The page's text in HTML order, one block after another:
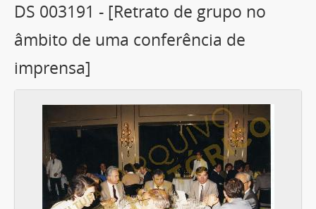
DS 003191 - [Retrato de grupo no
âmbito de uma conferência de
imprensa]